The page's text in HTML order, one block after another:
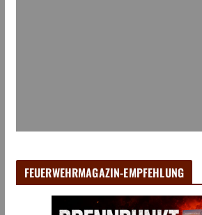
FEUERWEHRMAGAZIN-EMPFEHLUNG